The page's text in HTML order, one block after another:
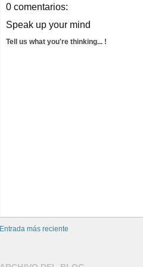
0 comentarios:
Speak up your mind
Tell us what you're thinking... !
Entrada más reciente